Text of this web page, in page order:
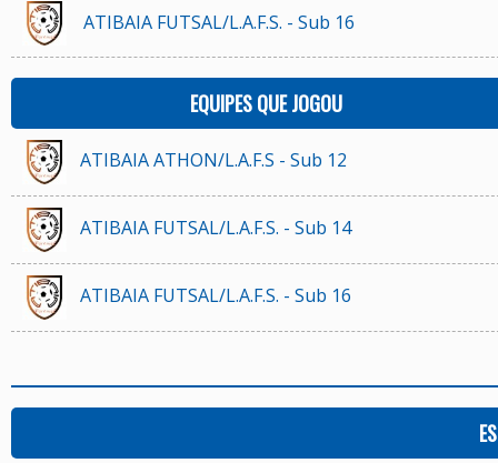
ATIBAIA FUTSAL/L.A.F.S. - Sub 16
EQUIPES QUE JOGOU
ATIBAIA ATHON/L.A.F.S - Sub 12
ATIBAIA FUTSAL/L.A.F.S. - Sub 14
ATIBAIA FUTSAL/L.A.F.S. - Sub 16